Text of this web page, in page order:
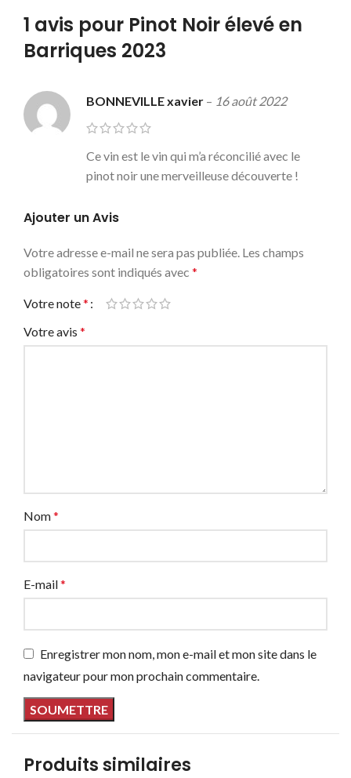
1 avis pour Pinot Noir élevé en
Barriques 2023
BONNEVILLE xavier – 16 août 2022
Ce vin est le vin qui m’a réconcilié avec le
pinot noir une merveilleuse découverte !
Ajouter un Avis
Votre adresse e-mail ne sera pas publiée. Les champs
obligatoires sont indiqués avec *
Votre note*
Votre avis *
Nom*
E-mail*
Enregistrer mon nom, mon e-mail et mon site dans le
navigateur pour mon prochain commentaire.
Produits similaires